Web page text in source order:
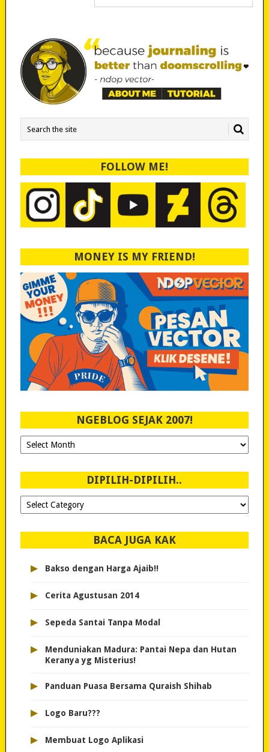
FOLLOW ME!
MONEY IS MY FRIEND!
NGEBLOG SEJAK 2007!
Ngeblog
Sejak
DIPILIH-DIPILIH..
Dipilih-
dipilih..
BACA JUGA KAK
▸ Bakso dengan Harga Ajaib!!
▸ Cerita Agustusan 2014
▸ Sepeda Santai Tanpa Modal
▸
Menduniakan Madura: Pantai Nepa dan Hutan
Keranya yg Misterius!
▸ Panduan Puasa Bersama Quraish Shihab
▸ Logo Baru???
▸ Membuat Logo Aplikasi